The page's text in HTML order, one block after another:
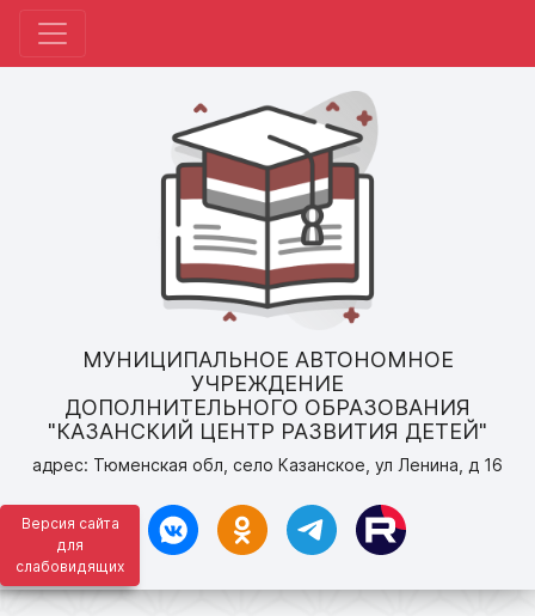
Версия сайта
для
слабовидящих
МУНИЦИПАЛЬНОЕ АВТОНОМНОЕ
УЧРЕЖДЕНИЕ
ДОПОЛНИТЕЛЬНОГО ОБРАЗОВАНИЯ
"КАЗАНСКИЙ ЦЕНТР РАЗВИТИЯ ДЕТЕЙ"
адрес: Тюменская обл, село Казанское, ул Ленина, д 16